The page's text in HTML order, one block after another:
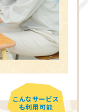
こんなサービス
も利用可能